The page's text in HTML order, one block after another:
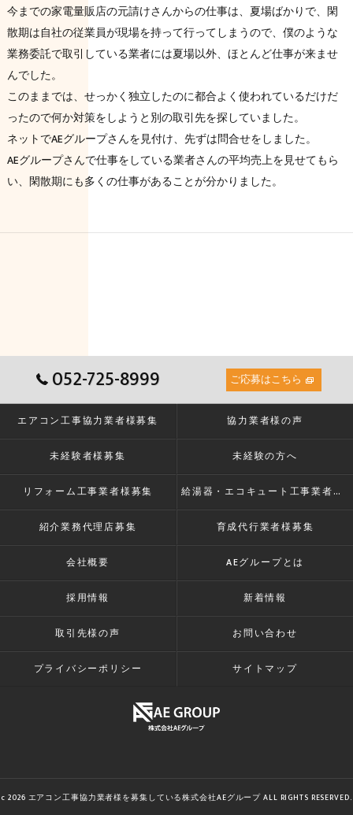
今までの家電量販店の元請けさんからの仕事は、夏場ばかりで、閑
散期は自社の従業員が現場を持って行ってしまうので、僕のような
業務委託で取引している業者には夏場以外、ほとんど仕事が来ませ
んでした。
このままでは、せっかく独立したのに都合よく使われているだけだ
ったので何か対策をしようと別の取引先を探していました。
ネットでAEグループさんを見付け、先ずは問合せをしました。
AEグループさんで仕事をしている業者さんの平均売上を見せてもら
い、閑散期にも多くの仕事があることが分かりました。
052-725-8999 ご応募はこちら
エアコン工事協力業者様募集 協力業者様の声
未経験者様募集 未経験の方へ
リフォーム工事業者様募集 給湯器・エコキュート工事業者様募集
紹介業務代理店募集 育成代行業者様募集
会社概要 AEグループとは
採用情報 新着情報
取引先様の声 お問い合わせ
プライバシーポリシー サイトマップ
c 2026 エアコン工事協力業者様を募集している株式会社AEグループ ALL RIGHTS RESERVED.